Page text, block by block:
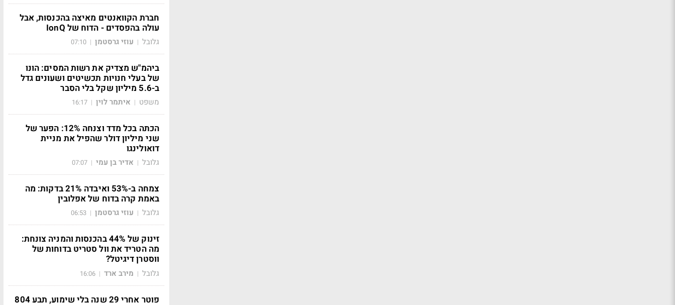
חברת הקוואנטים מאיצה בהכנסות, אבל
עולה בהפסדים - הדוח של IonQ
גלובל | עוזי גרסטמן |
07:10
ביהמ"ש מצדיק את רשות המסים: הונו
של בעלי חנויות תכשיטים ושעונים גדל
ב-5.6 מיליון שקל בלי הסבר
משפט | איתמר לוין |
16:17
הכתה בכל מדד וצנחה 12%: הפער של
שני מיליון דולר שהפיל את מניית
דואולינגו
גלובל | אדיר בן עמי |
07:07
צמחה ב-53% ואיבדה 21% בדקות: מה
באמת קרה בדוח של אפלובין
גלובל | עוזי גרסטמן |
06:53
זינוק של 44% בהכנסות והמניה צונחת:
מה הטריד את וול סטריט בדוחות של
ווסטרן דיגיטל?
גלובל | מירב ארד |
16:06
פוטר אחרי 29 שנה בלי שימוע, תבע 804